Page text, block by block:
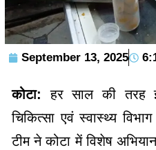
September 13, 2025
कोटा: हर साल की तरह
चिकित्सा एवं स्वास्थ्य
टीम ने कोटा में विशेष